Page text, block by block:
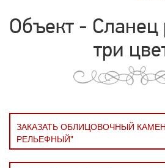
Объект -
три
ЗАКАЗАТЬ ОБЛИЦОВОЧНЫЙ
РЕЛЬЕФНЫЙ"